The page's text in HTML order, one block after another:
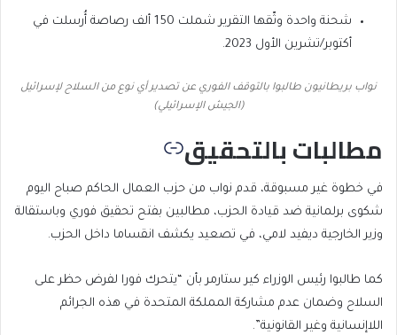
شحنة واحدة وثّقها التقرير شملت 150 ألف رصاصة أُرسلت في
أكتوبر/تشرين الأول 2023.
نواب بريطانيون طالبوا بالتوقف الفوري عن تصدير أي نوع من السلاح لإسرائيل
(الجيش الإسرائيلي)
مطالبات بالتحقيق
في خطوة غير مسبوقة، قدم نواب من حزب العمال الحاكم صباح اليوم
شكوى برلمانية ضد قيادة الحزب، مطالبين بفتح تحقيق فوري وباستقالة
وزير الخارجية ديفيد لامي، في تصعيد يكشف انقساما داخل الحزب.
كما طالبوا رئيس الوزراء كير ستارمر بأن “يتحرك فورا لفرض حظر على
السلاح وضمان عدم مشاركة المملكة المتحدة في هذه الجرائم
اللاإنسانية وغير القانونية”.